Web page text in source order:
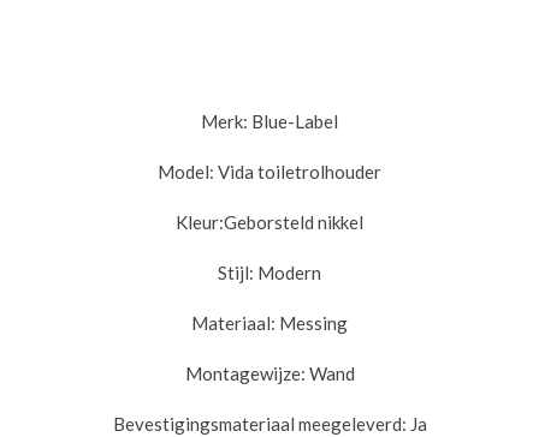
Merk: Blue-Label
Model: Vida toiletrolhouder
Kleur:Geborsteld nikkel
Stijl: Modern
Materiaal: Messing
Montagewijze: Wand
Bevestigingsmateriaal meegeleverd: Ja